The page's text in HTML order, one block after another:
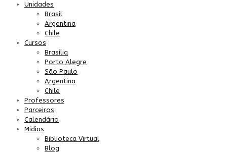
Unidades
Brasil
Argentina
Chile
Cursos
Brasília
Porto Alegre
São Paulo
Argentina
Chile
Professores
Parceiros
Calendário
Midias
Biblioteca Virtual
Blog